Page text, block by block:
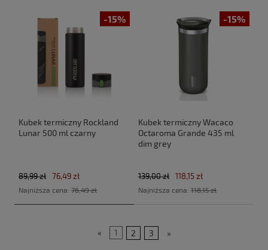
-15%
Kubek termiczny Rockland
Lunar 500 ml czarny
76,49 zł
89,99 zł
Najniższa cena:76,49 zł
-15%
Kubek termiczny Wacaco
Octaroma Grande 435 ml
dim grey
118,15 zł
139,00 zł
Najniższa cena:118,15 zł
« 1 2 3 »